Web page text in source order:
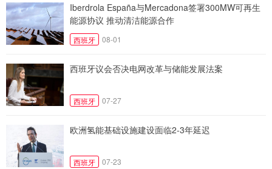
Iberdrola España与Mercadona签署300MW可再生
能源协议 推动清洁能源合作
西班牙 08-01
西班牙议会否决电网改革与储能发展法案
西班牙 07-27
欧洲氢能基础设施建设面临2-3年延迟
西班牙 07-23